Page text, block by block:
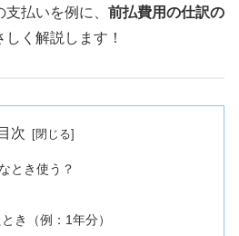
払いを例に、 前払費用の仕訳の
しく解説します！
目次
とき使う？
き（例：1年分）